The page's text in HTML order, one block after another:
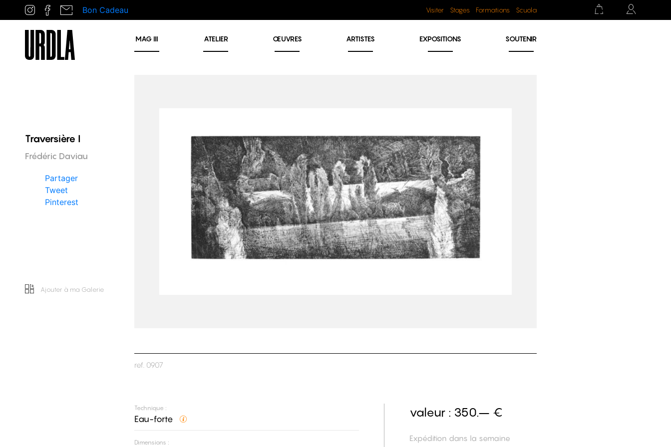
Bon Cadeau Visiter Stages Formations Scuola
MAG III ATELIER ŒUVRES ARTISTES EXPOSITIONS SOUTENIR
Traversière I
Frédéric Daviau
Partager
Tweet
Pinterest
Ajouter à ma Galerie
ref. 0907
Technique :
Eau-forte
Dimensions :
valeur : 350.– €
Expédition dans la semaine